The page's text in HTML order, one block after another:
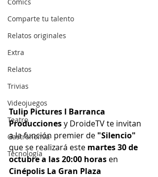
Comparte tu talento
Relatos originales
Extra
Relatos
Trivias
Videojuegos
Teatro
Gastronomía
Tecnología
Tulip Pictures I Barranca
Producciones y DroideTV te invitan
a la función premier de "Silencio"
que se realizará este martes 30 de
octubre a las 20:00 horas en
Cinépolis La Gran Plaza